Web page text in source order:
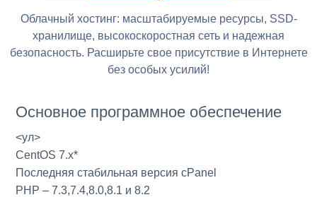
Облачный хостинг: масштабируемые ресурсы, SSD-
хранилище, высокоскоростная сеть и надежная
безопасность. Расширьте свое присутствие в Интернете
без особых усилий!
Основное программное обеспечение
<ул>
CentOS 7.x*
Последняя стабильная версия cPanel
PHP – 7.3,7.4,8.0,8.1 и 8.2